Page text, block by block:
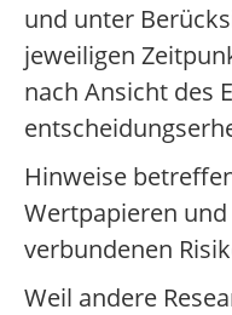
und unter
jeweiligen
nach Ansicht des
Hinweise
Wertpapieren
verbundenen
Weil andere